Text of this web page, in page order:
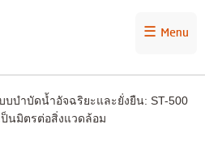
☰ Menu
บบำบัดน้ำอัจฉริยะและยั่งยืน: ST-500
นมิตรต่อสิ่งแวดล้อม